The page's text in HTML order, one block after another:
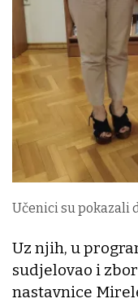
Učenici su pokazali
Uz njih, u
sudjelovao i
nastavnice